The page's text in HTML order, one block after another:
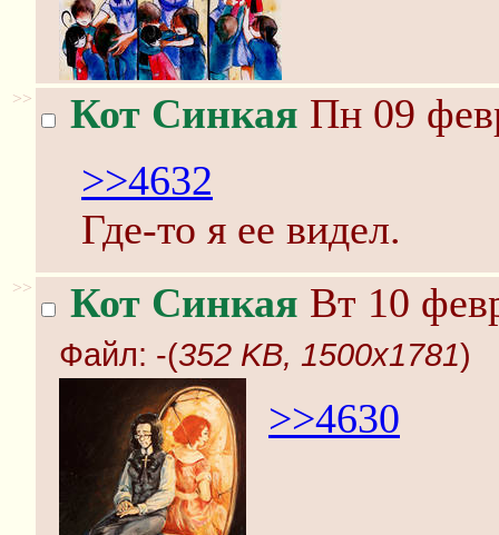
>> Кот Синкая Пн 09
>>4632
Где-то я ее видел.
>> Кот Синкая Вт 10
Файл: -(352 KB, 1500x1781)
>>4630